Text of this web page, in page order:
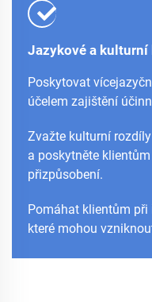
Jazykové a kulturní
Poskytovat
účelem zajištění
Zvažte kulturní
a poskytněte
přizpůsobení.
Pomáhat klientům
které mohou